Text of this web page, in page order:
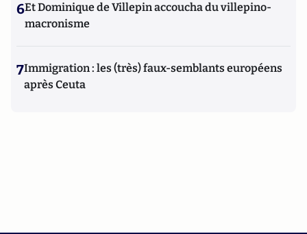
6Et Dominique de Villepin accoucha du villepino-
macronisme
7Immigration : les (très) faux-semblants européens
après Ceuta